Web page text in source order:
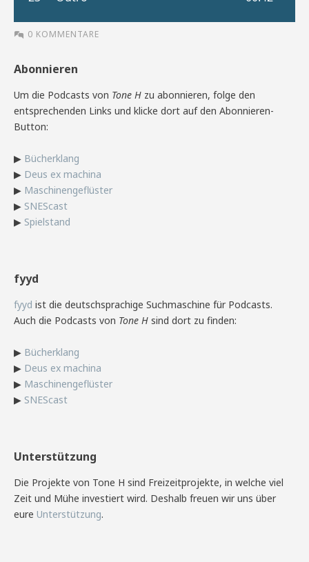
0 KOMMENTARE
Abonnieren
Um die Podcasts von Tone H zu abonnieren, folge den
entsprechenden Links und klicke dort auf den Abonnieren-
Button:
▶ Bücherklang
▶ Deus ex machina
▶ Maschinengeflüster
▶ SNEScast
▶ Spielstand
fyyd
fyyd ist die deutschsprachige Suchmaschine für Podcasts.
Auch die Podcasts von Tone H sind dort zu finden:
▶ Bücherklang
▶ Deus ex machina
▶ Maschinengeflüster
▶ SNEScast
Unterstützung
Die Projekte von Tone H sind Freizeitprojekte, in welche viel
Zeit und Mühe investiert wird. Deshalb freuen wir uns über
eure Unterstützung.